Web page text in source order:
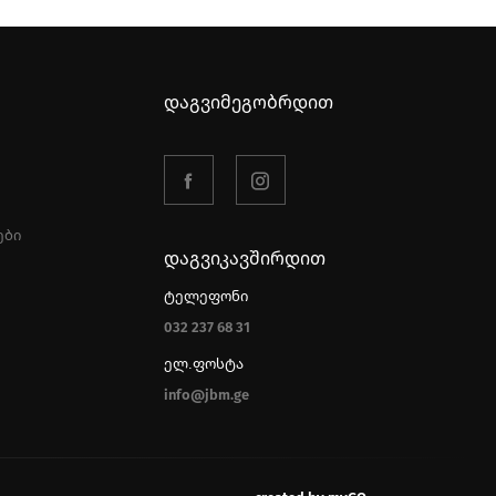
დაგვიმეგობრდით
დაგვიკავშირდით
ტელეფონი
032 237 68 31
ელ.ფოსტა
info@jbm.ge